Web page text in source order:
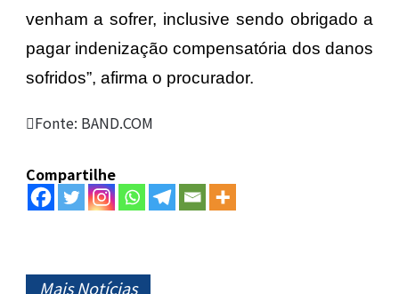
venham a sofrer, inclusive sendo obrigado a
pagar indenização compensatória dos danos
sofridos”, afirma o procurador.
Fonte: BAND.COM
Compartilhe
Mais Notícias